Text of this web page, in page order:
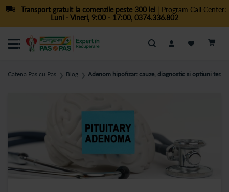
Transport gratuit la comenzile peste 300 lei| Program Call Center:
Luni - Vineri, 9:00 - 17:00, 0374.336.802
Cautare
Catena Pas cu Pas ❯ Blog ❯ Adenom hipofizar: cauze, diagnostic si optiuni